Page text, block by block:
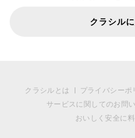
クラシル
クラシルとは プライバシーポ
サービスに関してのお問
おいしく安全に